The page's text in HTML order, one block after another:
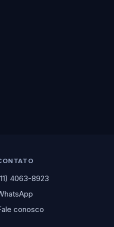
4063-8923
conosco